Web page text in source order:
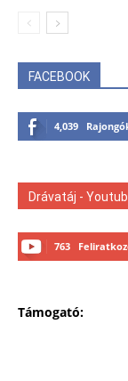
FACEBOOK
4,039
Drávatáj -
763
Támogató: